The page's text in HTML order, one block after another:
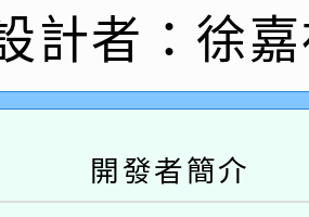
研究院辦理「
優單位及節水達
8月22日(星期六
孔廟祈福系列
啟航」
桃園地景藝術
結果公告(無人
動共學行動站研
計者：徐
開發者簡介